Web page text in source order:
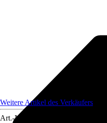
Weitere Artikel des Verkäufers
Art.-Nr.